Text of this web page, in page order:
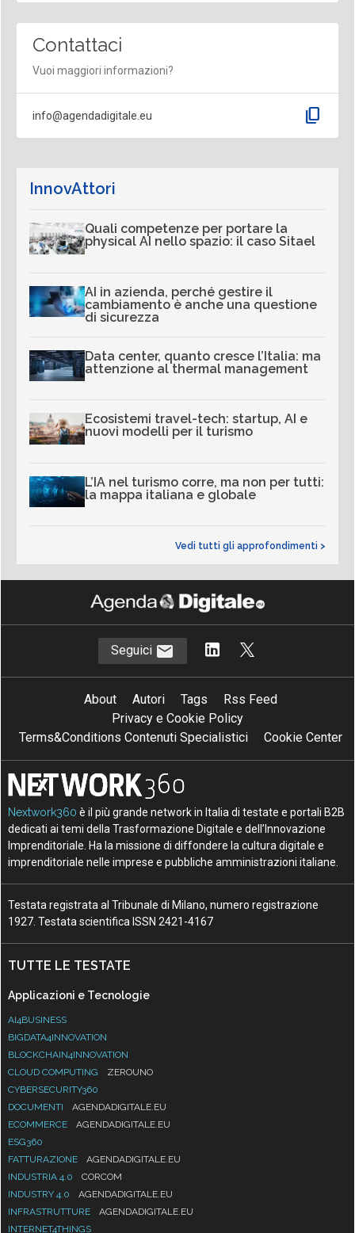
Contattaci
Vuoi maggiori informazioni?
info@agendadigitale.eu content_copy
InnovAttori
Quali competenze per portare la
physical AI nello spazio: il caso Sitael
AI in azienda, perché gestire il
cambiamento è anche una questione
di sicurezza
Data center, quanto cresce l’Italia: ma
attenzione al thermal management
Ecosistemi travel-tech: startup, AI e
nuovi modelli per il turismo
L’IA nel turismo corre, ma non per tutti:
la mappa italiana e globale
Vedi tutti gli approfondimenti >
Seguici
About Autori Tags
Rss Feed
Privacy e Cookie Policy
Terms&Conditions Contenuti Specialistici
Cookie Center
Nextwork360 è il più grande network in Italia di testate e portali B2B
dedicati ai temi della Trasformazione Digitale e dell’Innovazione
Imprenditoriale. Ha la missione di diffondere la cultura digitale e
imprenditoriale nelle imprese e pubbliche amministrazioni italiane.
Testata registrata al Tribunale di Milano, numero registrazione
1927. Testata scientifica ISSN 2421-4167
TUTTE LE TESTATE
Applicazioni e Tecnologie
AI4BUSINESS
BIGDATA4INNOVATION
BLOCKCHAIN4INNOVATION
CLOUD COMPUTING
ZEROUNO
CYBERSECURITY360
DOCUMENTI
AGENDADIGITALE.EU
ECOMMERCE
AGENDADIGITALE.EU
ESG360
FATTURAZIONE
AGENDADIGITALE.EU
INDUSTRIA 4.0
CORCOM
INDUSTRY 4.0
AGENDADIGITALE.EU
INFRASTRUTTURE
AGENDADIGITALE.EU
INTERNET4THINGS